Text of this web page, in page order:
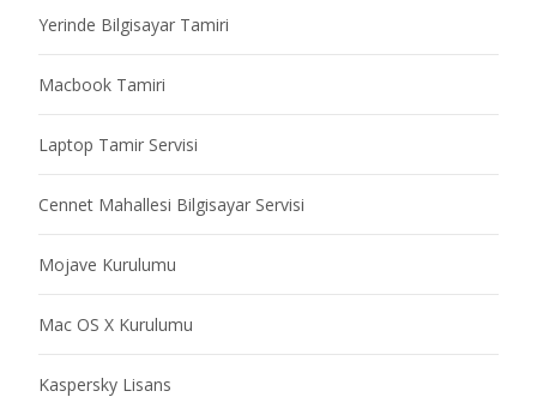
Yerinde Bilgisayar Tamiri
Macbook Tamiri
Laptop Tamir Servisi
Cennet Mahallesi Bilgisayar Servisi
Mojave Kurulumu
Mac OS X Kurulumu
Kaspersky Lisans